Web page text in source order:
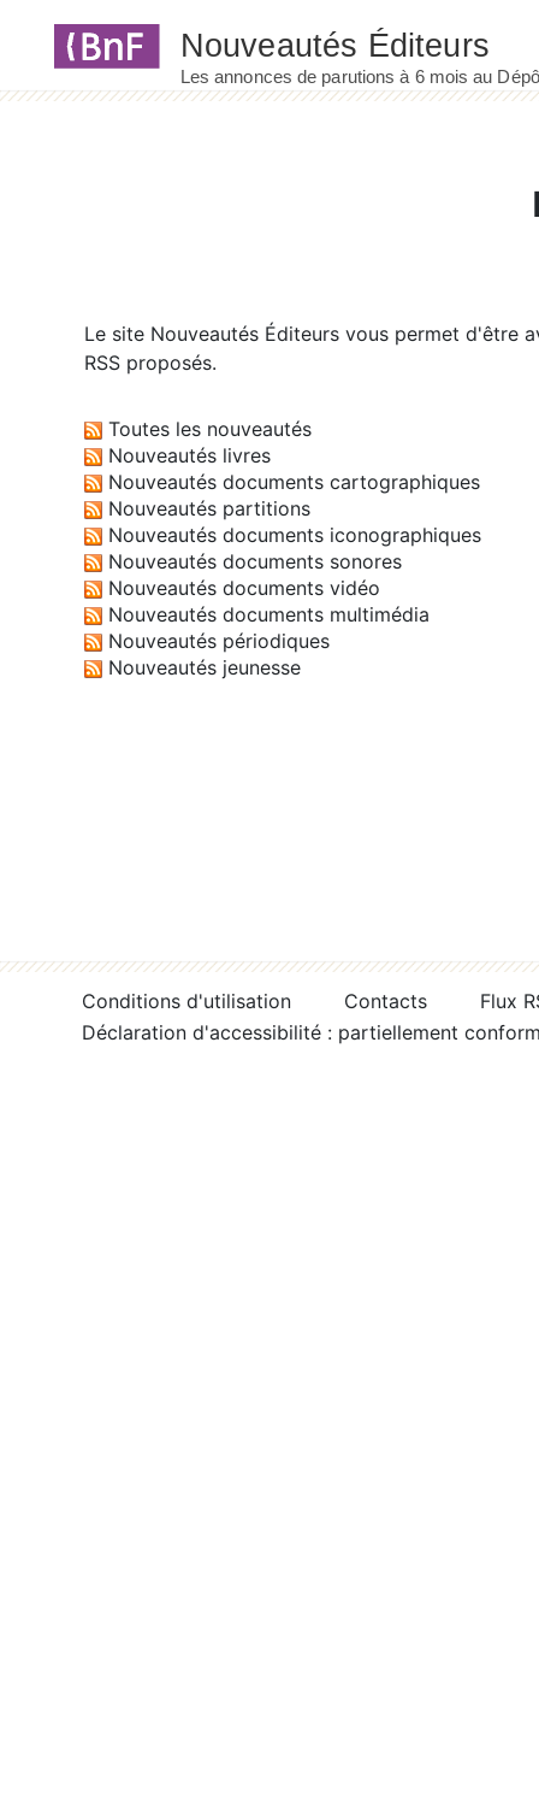
Le site Nouveautés Éditeurs vous permet d'être
RSS proposés.
Toutes les nouveautés
Nouveautés livres
Nouveautés documents cartographiques
Nouveautés partitions
Nouveautés documents iconographiques
Nouveautés documents sonores
Nouveautés documents vidéo
Nouveautés documents multimédia
Nouveautés périodiques
Nouveautés jeunesse
Conditions d'utilisation Contacts
Flux
Déclaration d'accessibilité : partiellement